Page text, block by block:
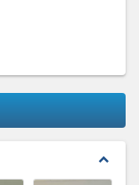
expand_less